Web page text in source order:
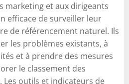
marketing et aux dirigeants
efficace de surveiller leur
de référencement naturel. Ils
les problèmes existants, à
et à prendre des mesures
le classement des
outils et indicateurs de